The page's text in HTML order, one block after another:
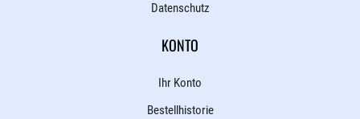
Datenschutz
KONTO
Ihr Konto
Bestellhistorie